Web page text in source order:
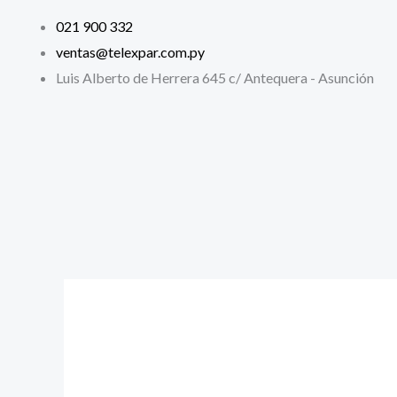
contenido
021 900 332
ventas@telexpar.com.py
Luis Alberto de Herrera 645 c/ Antequera - Asunción